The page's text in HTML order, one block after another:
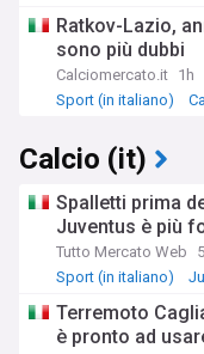
Ratkov-Lazio,
sono più dubbi
Calciomercato.it 1h
Sport (in italiano)
Calcio (it)
Spalletti prima
Juventus è più
Tutto Mercato Web
Sport (in italiano)
Terremoto
è pronto ad